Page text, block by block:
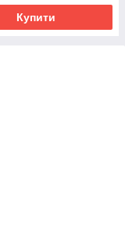
Купити